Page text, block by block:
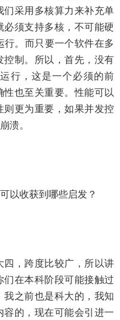
们采用多核算力来补充单
须支持多核，不可能硬
行。而只要一个软件在多
制。所以，首先，没有
行，这是一个必须的前
也至关重要。性能可以
更为重要，如果并发控
溃。
以收获到哪些启发？
，跨度比较广，所以讲
们在本科阶段可能接触过
之前也是科大的，我知
的，现在可能会引进一